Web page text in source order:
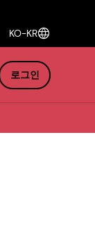
KO-KR
로그인